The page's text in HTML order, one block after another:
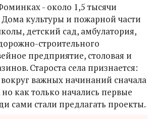
- около 1,5 тысячи
культуры и пожарной части
детский сад, амбулатория,
строительного
предприятие, столовая и
Староста села признается:
вокруг важных начинаний сначала
как только начались первые
сами стали предлагать проекты.